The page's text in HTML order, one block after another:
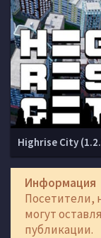
Информация
Посетители,
могут
публикации.